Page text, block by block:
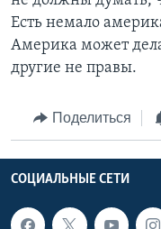
Есть немало
Америка может
другие не правы.
Поделиться
СОЦИАЛЬНЫЕ СЕТИ